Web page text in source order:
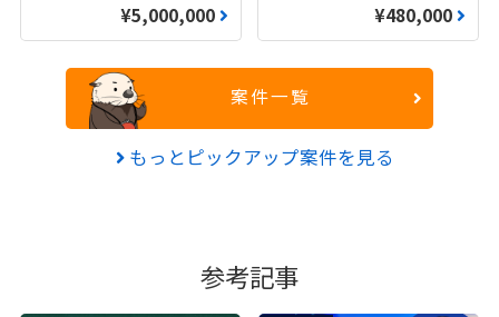
¥5,000,000 ¥480,000
案件一覧
もっとピックアップ案件を見る
参考記事